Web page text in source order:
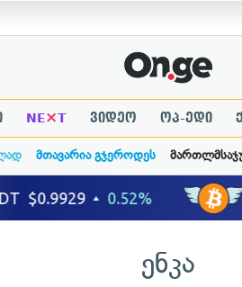
NE×T ვიდეო ოპ-ედი
მთავარია გჯეროდეს
ენკა